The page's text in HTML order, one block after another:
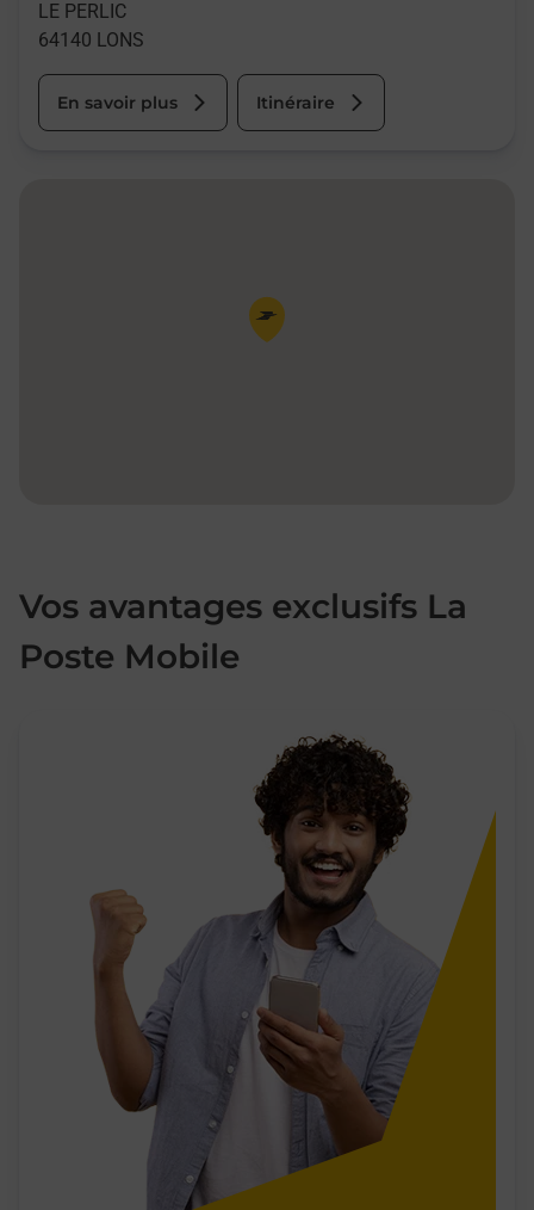
LE PERLIC
64140 LONS
En savoir plus Itinéraire
Pin de la carte
Vos avantages exclusifs La
Poste Mobile